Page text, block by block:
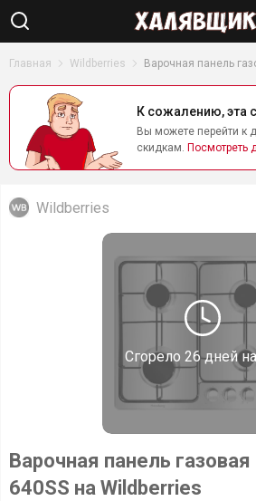
Главная Wildberries Варочная панель
К сожалению, эта
Вы можете перейти к
скидкам. Посмотреть
Сгорело 26 дней
Wildberries
Варочная панель газовая
640SS на Wildberries